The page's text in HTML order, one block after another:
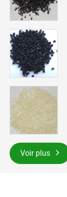
Voir plus